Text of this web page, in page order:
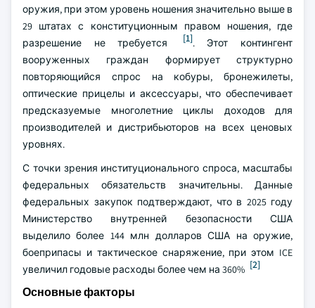
оружия, при этом уровень ношения значительно выше в
29 штатах с конституционным правом ношения, где
разрешение не требуется
[1]. Этот контингент
вооруженных граждан формирует структурно
повторяющийся спрос на кобуры, бронежилеты,
оптические прицелы и аксессуары, что обеспечивает
предсказуемые многолетние циклы доходов для
производителей и дистрибьюторов на всех ценовых
уровнях.
С точки зрения институционального спроса, масштабы
федеральных обязательств значительны. Данные
федеральных закупок подтверждают, что в 2025 году
Министерство внутренней безопасности США
выделило более 144 млн долларов США на оружие,
боеприпасы и тактическое снаряжение, при этом ICE
увеличил годовые расходы более чем на 360% [2]
Основные факторы